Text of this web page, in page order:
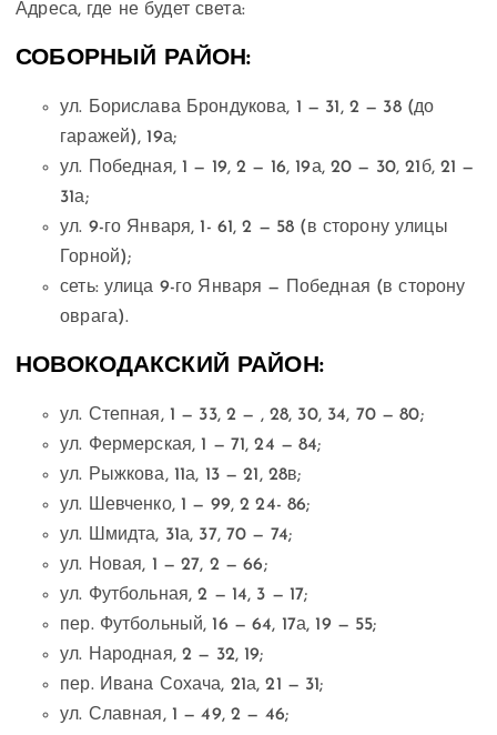
Адреса, где не будет света:
СОБОРНЫЙ РАЙОН:
ул. Борислава Брондукова, 1 — 31, 2 — 38 (до
гаражей), 19а;
ул. Победная, 1 — 19, 2 — 16, 19а, 20 — 30, 21б, 21 —
31а;
ул. 9-го Января, 1- 61, 2 — 58 (в сторону улицы
Горной);
сеть: улица 9-го Января — Победная (в сторону
оврага).
НОВОКОДАКСКИЙ РАЙОН:
ул. Степная, 1 — 33, 2 — , 28, 30, 34, 70 — 80;
ул. Фермерская, 1 — 71, 24 — 84;
ул. Рыжкова, 11а, 13 — 21, 28в;
ул. Шевченко, 1 — 99, 2 24- 86;
ул. Шмидта, 31а, 37, 70 — 74;
ул. Новая, 1 — 27, 2 — 66;
ул. Футбольная, 2 — 14, 3 — 17;
пер. Футбольный, 16 — 64, 17а, 19 — 55;
ул. Народная, 2 — 32, 19;
пер. Ивана Сохача, 21а, 21 — 31;
ул. Славная, 1 — 49, 2 — 46;